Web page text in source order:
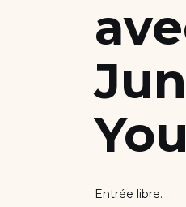
Nous
Candidater
Entrée libre.